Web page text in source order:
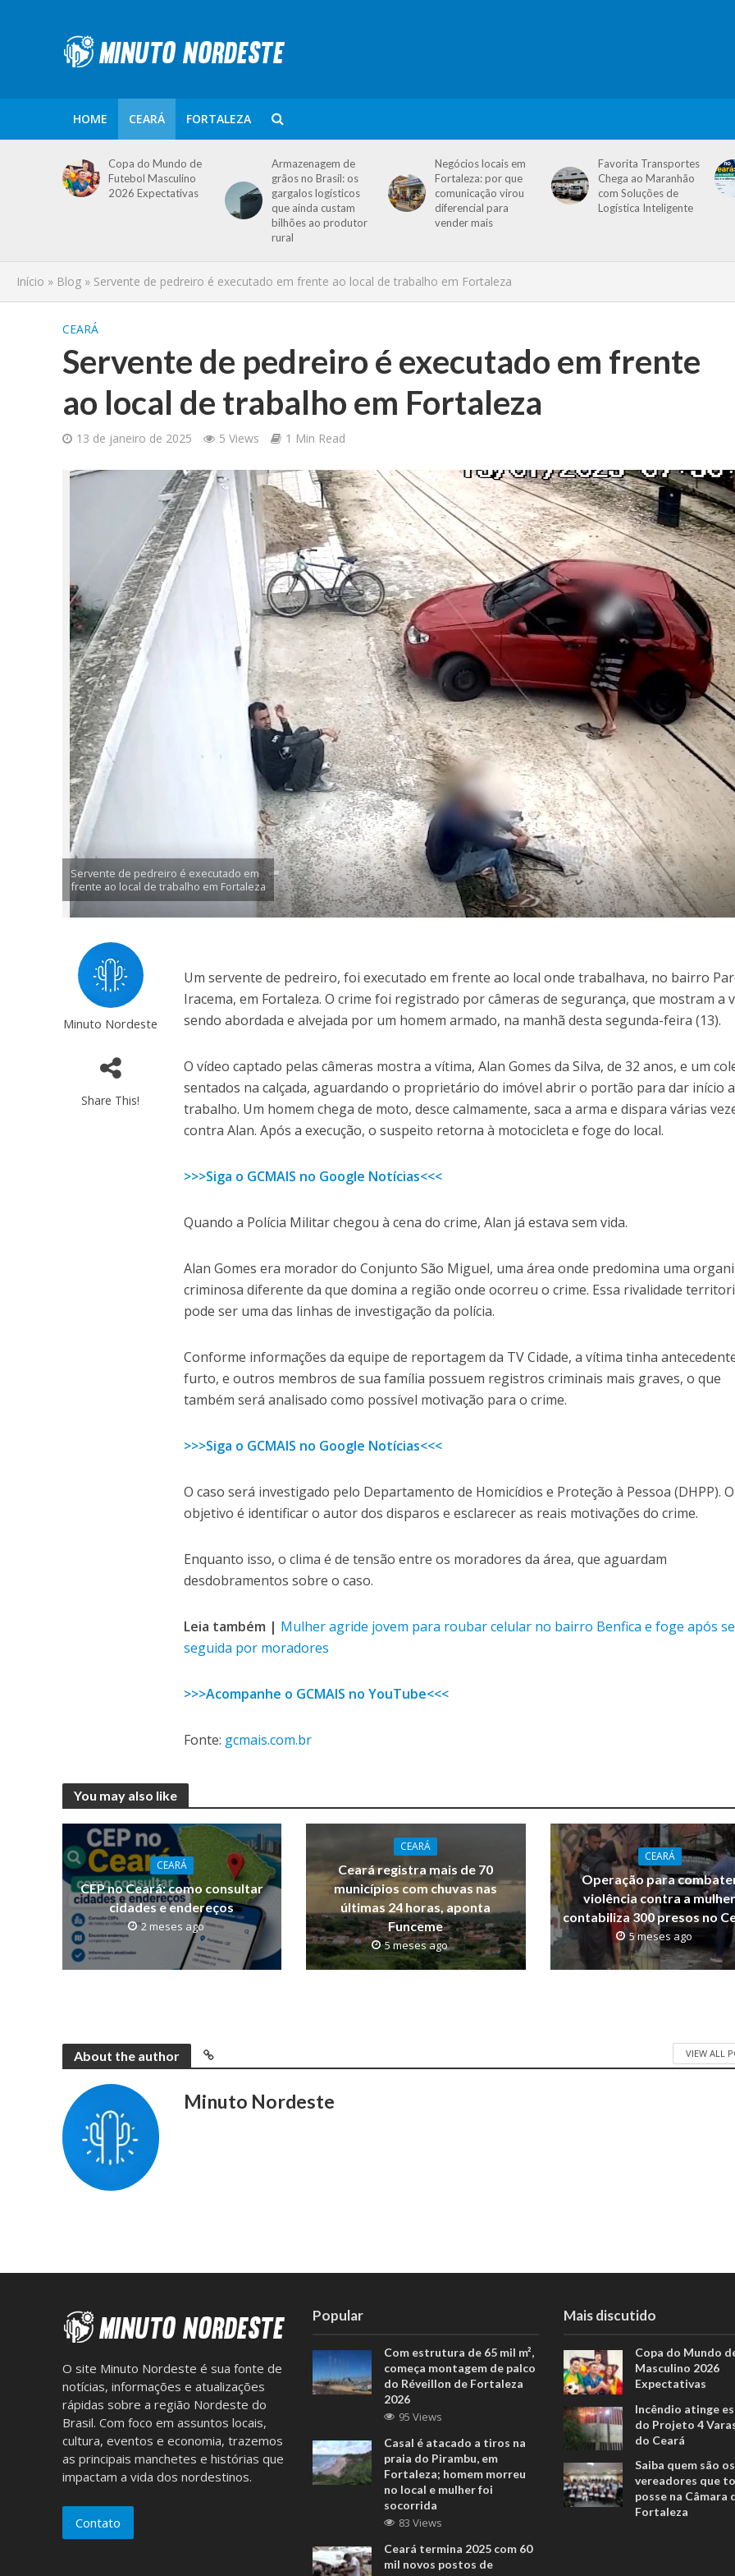
HOME CEARÁ FORTALEZA
Copa do Mundo de
Futebol Masculino
2026 Expectativas
Armazenagem de
grãos no Brasil: os
gargalos logísticos
que ainda custam
bilhões ao produtor
rural
Negócios locais em
Fortaleza: por que
comunicação virou
diferencial para
vender mais
Favorita Transportes
Chega ao Maranhão
com Soluções de
Logística Inteligente
Início » Blog » Servente de pedreiro é executado em frente ao local de trabalho em Fortaleza
CEARÁ
Servente de pedreiro é executado em frente
ao local de trabalho em Fortaleza
13 de janeiro de 2025 5 Views 1 Min Read
Servente de pedreiro é executado em
frente ao local de trabalho em Fortaleza
Minuto Nordeste
Share This!
Um servente de pedreiro, foi executado em frente ao local onde trabalhava, no bairro
Iracema, em Fortaleza. O crime foi registrado por câmeras de segurança, que mostram a
sendo abordada e alvejada por um homem armado, na manhã desta segunda-feira (13).
O vídeo captado pelas câmeras mostra a vítima, Alan Gomes da Silva, de 32 anos, e um
sentados na calçada, aguardando o proprietário do imóvel abrir o portão para dar início
trabalho. Um homem chega de moto, desce calmamente, saca a arma e dispara várias
contra Alan. Após a execução, o suspeito retorna à motocicleta e foge do local.
>>>Siga o GCMAIS no Google Notícias<<<
Quando a Polícia Militar chegou à cena do crime, Alan já estava sem vida.
Alan Gomes era morador do Conjunto São Miguel, uma área onde predomina uma
criminosa diferente da que domina a região onde ocorreu o crime. Essa rivalidade
pode ser uma das linhas de investigação da polícia.
Conforme informações da equipe de reportagem da TV Cidade, a vítima tinha
furto, e outros membros de sua família possuem registros criminais mais graves, o que
também será analisado como possível motivação para o crime.
>>>Siga o GCMAIS no Google Notícias<<<
O caso será investigado pelo Departamento de Homicídios e Proteção à Pessoa (DHPP). O
objetivo é identificar o autor dos disparos e esclarecer as reais motivações do crime.
Enquanto isso, o clima é de tensão entre os moradores da área, que aguardam
desdobramentos sobre o caso.
Leia também | Mulher agride jovem para roubar celular no bairro Benfica e foge após
seguida por moradores
>>>Acompanhe o GCMAIS no YouTube<<<
Fonte: gcmais.com.br
You may also like
CEARÁ
CEP no Ceará: como consultar
cidades e endereços
2 meses ago
CEARÁ
Ceará registra mais de 70
municípios com chuvas nas
últimas 24 horas, aponta
Funceme
5 meses ago
CEARÁ
Operação para
violência contra a
contabiliza 300 presos no
5 meses ago
About the author VIEW ALL
Minuto Nordeste
O site Minuto Nordeste é sua fonte de
notícias, informações e atualizações
rápidas sobre a região Nordeste do
Brasil. Com foco em assuntos locais,
cultura, eventos e economia, trazemos
as principais manchetes e histórias que
impactam a vida dos nordestinos.
Contato
Popular
Com estrutura de 65 mil m²,
começa montagem de palco
do Réveillon de Fortaleza
2026
95 Views
Casal é atacado a tiros na
praia do Pirambu, em
Fortaleza; homem morreu
no local e mulher foi
socorrida
83 Views
Ceará termina 2025 com 60
mil novos postos de
Mais discutido
Copa do Mundo
Masculino 2026
Expectativas
Incêndio atinge
do Projeto 4
do Ceará
Saiba quem são os
vereadores que
posse na Câmara
Fortaleza